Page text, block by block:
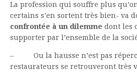
La profession qui souffre plus
certains s’en sortent très bien- va
confrontée à un dilemme dont les
supporter par l’ensemble de la
– Ou la hausse n’est pas
restaurateurs se retrouveront très